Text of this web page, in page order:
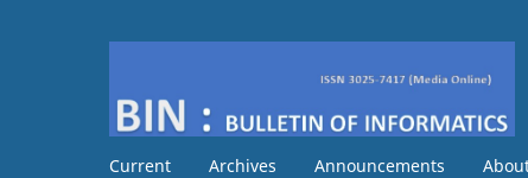
Current Archives Announcements